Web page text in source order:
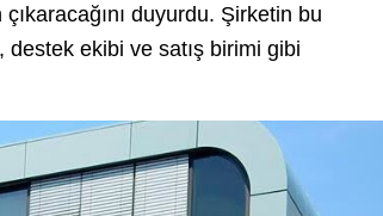
duyurdu. Şirketin bu
destek ekibi ve satış birimi gibi